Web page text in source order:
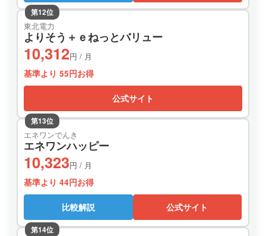
第12位
東北電力
よりそう＋ｅねっとバリュー
10,312円 / 月
基準より 55円お得
公式サイト
第13位
エネワンでんき
エネワンハッピー
10,323円 / 月
基準より 44円お得
比較解説 公式サイト
第14位